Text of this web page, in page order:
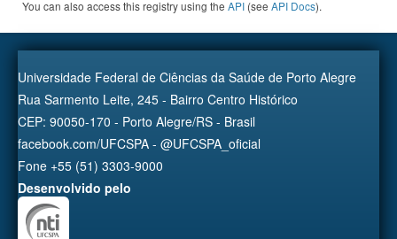
You can also access this registry using the API (see API Docs).
Universidade Federal de Ciências da Saúde de Porto Alegre
Rua Sarmento Leite, 245 - Bairro Centro Histórico
CEP: 90050-170 - Porto Alegre/RS - Brasil
facebook.com/UFCSPA - @UFCSPA_oficial
Fone +55 (51) 3303-9000
Desenvolvido pelo